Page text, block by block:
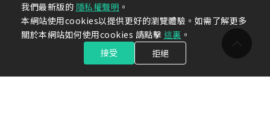
我們最新版的 隱私權聲明 。
本網站使用cookies以提供更好的瀏覽體驗。如需了解更多
關於本網站如何使用cookies 請點擊 這裏 。
接受
拒絕